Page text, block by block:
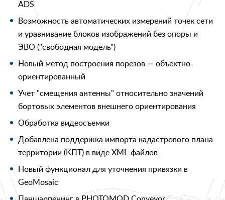
ADS
Возможность автоматических измерений точек сети
и уравнивание блоков изображений без опоры и
ЭВО ("свободная модель")
Новый метод построения порезов — объектно-
ориентированный
Учет "смещения антенны" относительно значений
бортовых элементов внешнего ориентирования
Обработка видеосъемки
Добавлена поддержка импорта кадастрового плана
территории (КПТ) в виде XML-файлов
Новый функционал для уточнения привязки в
GeoMosaic